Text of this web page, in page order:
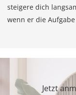
steigere dich
wenn er die
Jetzt